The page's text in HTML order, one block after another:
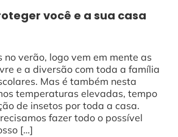
você e a sua casa
no verão, logo vem em mente as
e a diversão com toda a família
Mas é também nesta
temperaturas elevadas, tempo
de insetos por toda a casa.
fazer todo o possível
[…]